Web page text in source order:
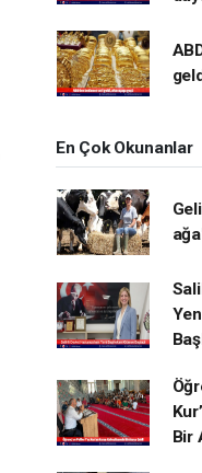
En Çok Okunanlar
Bir